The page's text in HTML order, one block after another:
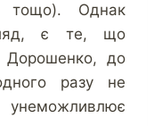
тощо). Однак
є те, що
Дорошенко, до
разу не